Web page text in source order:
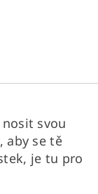
svou
aby se tě
je tu pro